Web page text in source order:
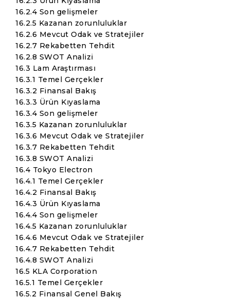
16.2.4 Son gelişmeler
16.2.5 Kazanan zorunluluklar
16.2.6 Mevcut Odak ve Stratejiler
16.2.7 Rekabetten Tehdit
16.2.8 SWOT Analizi
16.3 Lam Araştırması
16.3.1 Temel Gerçekler
16.3.2 Finansal Bakış
16.3.3 Ürün Kıyaslama
16.3.4 Son gelişmeler
16.3.5 Kazanan zorunluluklar
16.3.6 Mevcut Odak ve Stratejiler
16.3.7 Rekabetten Tehdit
16.3.8 SWOT Analizi
16.4 Tokyo Electron
16.4.1 Temel Gerçekler
16.4.2 Finansal Bakış
16.4.3 Ürün Kıyaslama
16.4.4 Son gelişmeler
16.4.5 Kazanan zorunluluklar
16.4.6 Mevcut Odak ve Stratejiler
16.4.7 Rekabetten Tehdit
16.4.8 SWOT Analizi
16.5 KLA Corporation
16.5.1 Temel Gerçekler
16.5.2 Finansal Genel Bakış